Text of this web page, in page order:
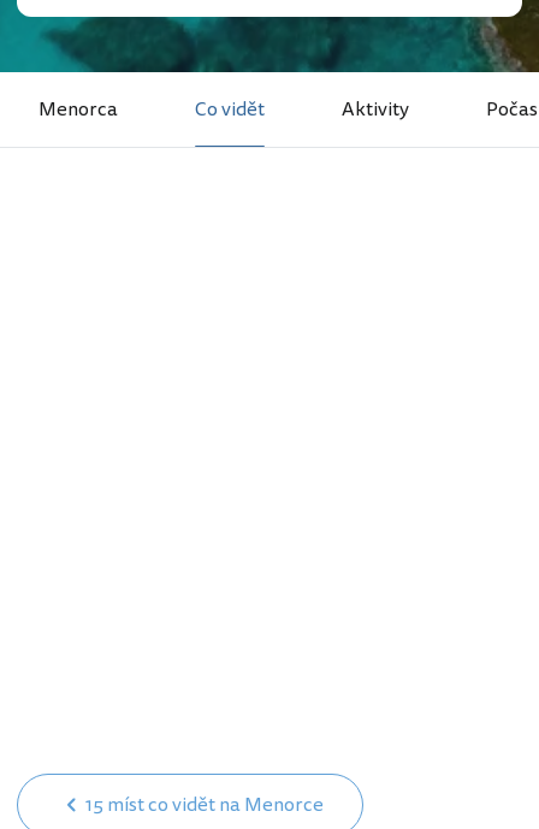
Menorca Co vidět Aktivity
15 míst co vidět na Menorce